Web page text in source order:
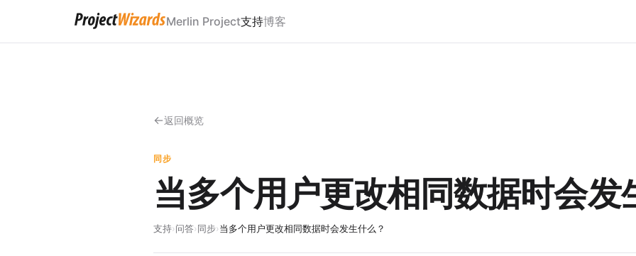
Merlin Project支持博客
返回概览
同步
当多个用户更改相同数据时会发
支持›问答›同步›当多个用户更改相同数据时会发生什么？